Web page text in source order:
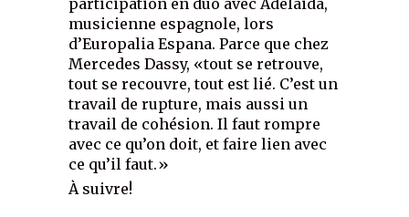
participation en duo avec Adelaida,
musicienne espagnole, lors
d’Europalia Espana. Parce que chez
Mercedes Dassy, «tout se retrouve,
tout se recouvre, tout est lié. C’est un
travail de rupture, mais aussi un
travail de cohésion. Il faut rompre
avec ce qu’on doit, et faire lien avec
ce qu’il faut.»
À suivre!